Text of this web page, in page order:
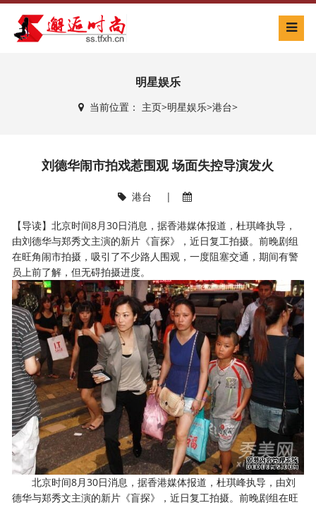
明星娱乐
当前位置： 主页>明星娱乐>港台>
刘德华闹市拍戏惹围观 场面失控导演发火
港台 |
【导读】北京时间8月30日消息，据香港媒体报道，杜琪峰执导，
由刘德华与郑秀文主演的新片《盲探》，近日复工拍摄。前晚剧组
在旺角闹市拍摄，吸引了不少路人围观，一度阻塞交通，期间有警
员上前了解，但无碍拍摄进度。
北京时间8月30日消息，据香港媒体报道，杜琪峰执导，由刘
德华与郑秀文主演的新片《盲探》，近日复工拍摄。前晚剧组在旺